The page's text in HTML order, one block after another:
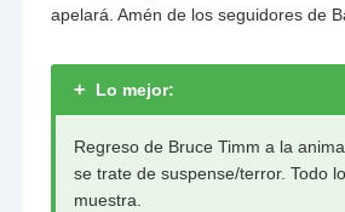
apelará. Amén de los seguidores de
+ Lo mejor:
Regreso de Bruce Timm a la
se trate de suspense/terror. Todo
muestra.